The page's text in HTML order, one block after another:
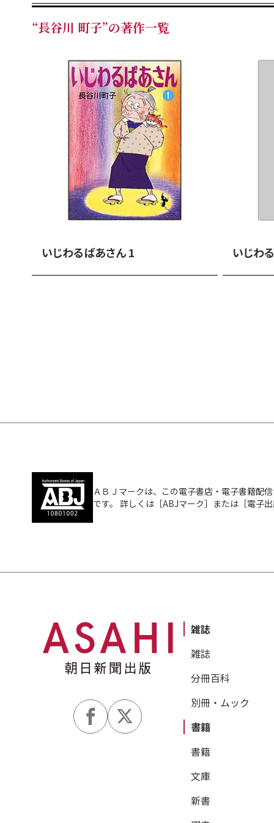
“長谷川 町子”の著作一覧
いじわるばあさん 1 いじわ
ＡＢＪマークは、この電子書店・電子書籍配
です。 詳しくは［ABJマーク］または［電子
雑誌
雑誌
分冊百科
別冊・ムック
書籍
書籍
文庫
新書